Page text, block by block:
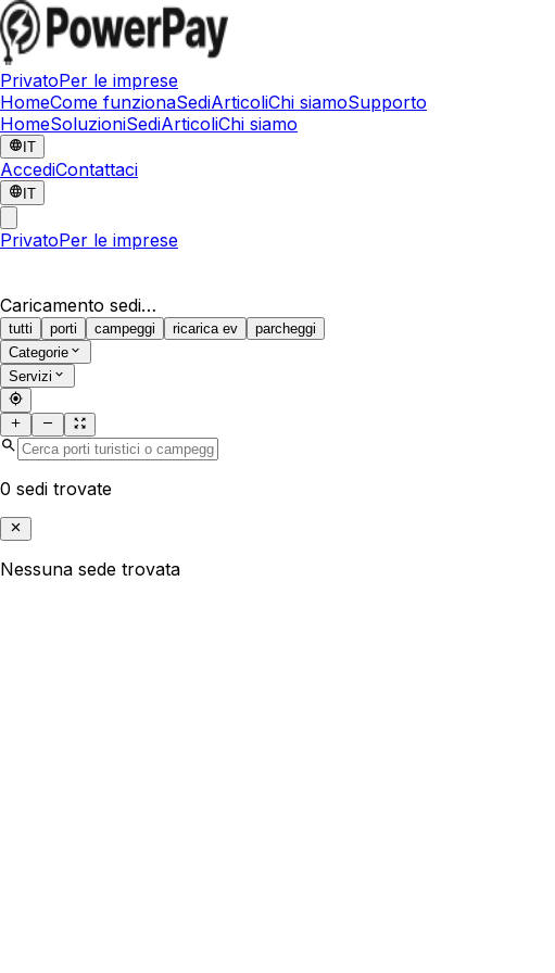
PrivatoPer le imprese
HomeCome funzionaSediArticoliChi siamoSupporto
HomeSoluzioniSediArticoliChi siamo
IT
AccediContattaci
IT
PrivatoPer le imprese
Caricamento sedi…
tutti porti campeggi ricarica ev
parcheggi
Categorie
Servizi
0 sedi trovate
Nessuna sede trovata